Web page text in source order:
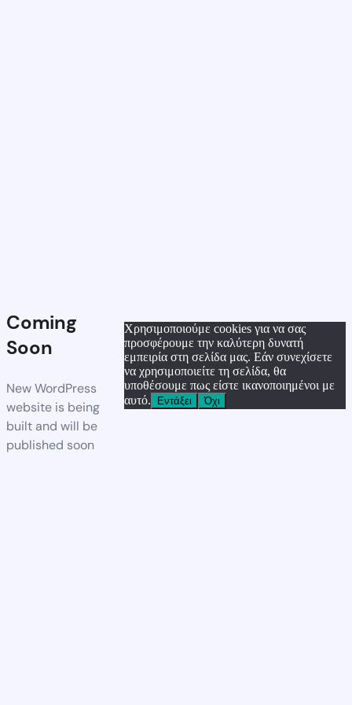
Coming
Soon
New WordPress
website is being
built and will be
published soon
Χρησιμοποιούμε cookies για να σας
προσφέρουμε την καλύτερη δυνατή
εμπειρία στη σελίδα μας. Εάν συνεχίσετε
να χρησιμοποιείτε τη σελίδα, θα
υποθέσουμε πως είστε ικανοποιημένοι με
αυτό.
Εντάξει Όχι